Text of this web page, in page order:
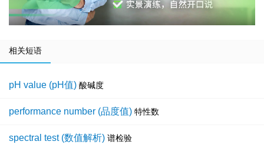
相关短语
pH value (pH值) 酸碱度
performance number (品度值) 特性数
spectral test (数值解析) 谱检验